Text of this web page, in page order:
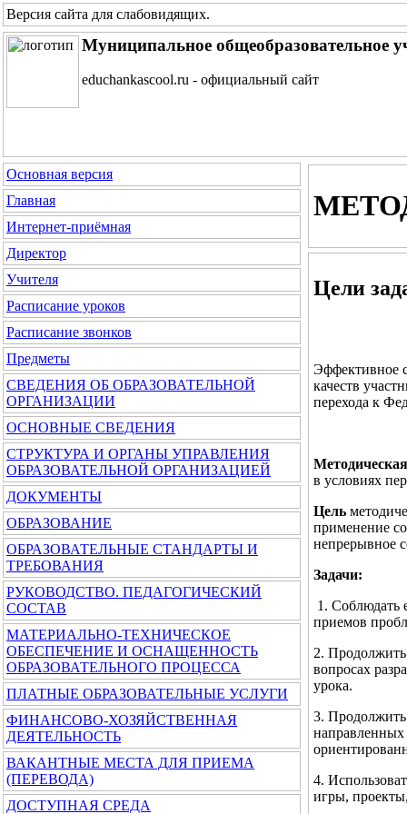
Версия сайта для слабовидящих.
Муниципальное общеобразовательное
educhankascool.ru - официальный сайт
Основная версия
Главная
Интернет-приёмная
Директор
Учителя
Расписание уроков
Расписание звонков
Предметы
СВЕДЕНИЯ ОБ ОБРАЗОВАТЕЛЬНОЙ
ОРГАНИЗАЦИИ
ОСНОВНЫЕ СВЕДЕНИЯ
СТРУКТУРА И ОРГАНЫ УПРАВЛЕНИЯ
ОБРАЗОВАТЕЛЬНОЙ ОРГАНИЗАЦИЕЙ
ДОКУМЕНТЫ
ОБРАЗОВАНИЕ
ОБРАЗОВАТЕЛЬНЫЕ СТАНДАРТЫ И
ТРЕБОВАНИЯ
РУКОВОДСТВО. ПЕДАГОГИЧЕСКИЙ
СОСТАВ
МАТЕРИАЛЬНО-ТЕХНИЧЕСКОЕ
ОБЕСПЕЧЕНИЕ И ОСНАЩЕННОСТЬ
ОБРАЗОВАТЕЛЬНОГО ПРОЦЕССА
ПЛАТНЫЕ ОБРАЗОВАТЕЛЬНЫЕ УСЛУГИ
ФИНАНСОВО-ХОЗЯЙСТВЕННАЯ
ДЕЯТЕЛЬНОСТЬ
ВАКАНТНЫЕ МЕСТА ДЛЯ ПРИЕМА
(ПЕРЕВОДА)
ДОСТУПНАЯ СРЕДА
Цели
Эффективное
качеств
перехода к
в условиях
Цель
применение
непрерывное
Задачи:
1. Соблюдать
приемов
2.
вопросах
урока.
3.
направленных
4.
игры,